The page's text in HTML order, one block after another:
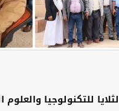
للتكنولوجيا